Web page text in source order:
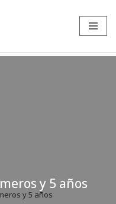
y 5 años
y 5 años